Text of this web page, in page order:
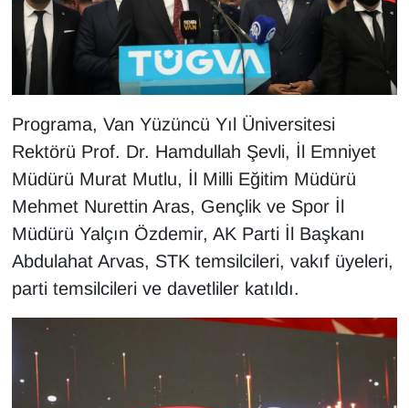
Programa, Van Yüzüncü Yıl Üniversitesi
Rektörü Prof. Dr. Hamdullah Şevli, İl Emniyet
Müdürü Murat Mutlu, İl Milli Eğitim Müdürü
Mehmet Nurettin Aras, Gençlik ve Spor İl
Müdürü Yalçın Özdemir, AK Parti İl Başkanı
Abdulahat Arvas, STK temsilcileri, vakıf üyeleri,
parti temsilcileri ve davetliler katıldı.